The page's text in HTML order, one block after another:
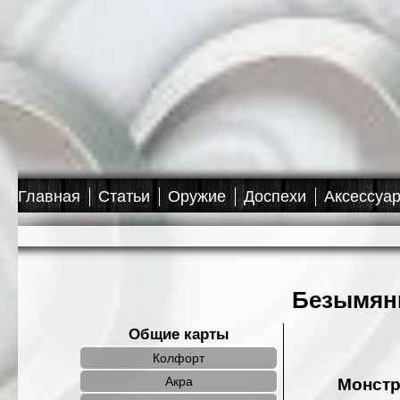
База знаний R2
Главная Статьи Оружие Доспехи
Общие карты
Колфорт
Акра